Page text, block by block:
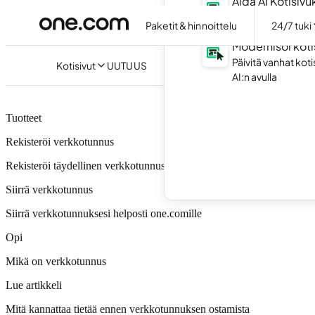
Paketit & hinnoittelu 24/7 tuki
Kotisivut UUTUUS
Modernisoi
Päivitä vanhat
AI:n avulla
Tuotteet
Rekisteröi verkkotunnus
Rekisteröi täydellinen verkkotunnus yrityksellesi tai projektillesi.
Siirrä verkkotunnus
Siirrä verkkotunnuksesi helposti one.comille
Opi
Mikä on verkkotunnus
Lue artikkeli
Mitä kannattaa tietää ennen verkkotunnuksen ostamista